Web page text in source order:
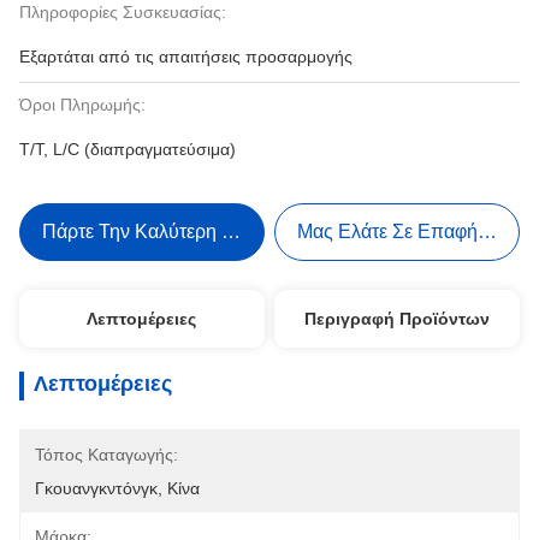
Πληροφορίες Συσκευασίας:
Εξαρτάται από τις απαιτήσεις προσαρμογής
Όροι Πληρωμής:
Τ/Τ, L/C (διαπραγματεύσιμα)
Πάρτε Την Καλύτερη Τιμή Μας Ελάτε Σε Επαφή Με
Λεπτομέρειες Περιγραφή Προϊόντων
Λεπτομέρειες
Τόπος Καταγωγής:
Γκουανγκντόνγκ, Κίνα